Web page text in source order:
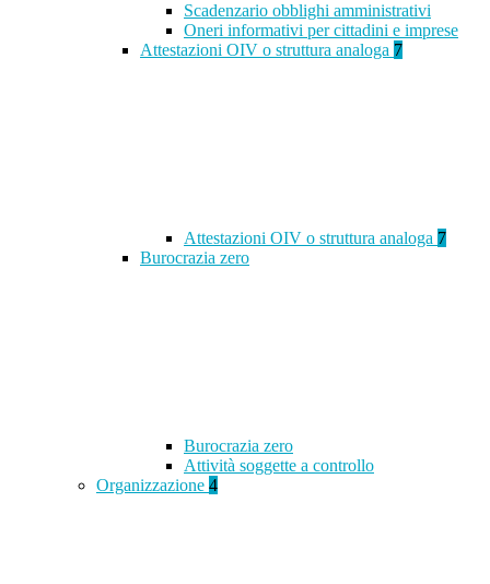
Scadenzario obblighi amministrativi
Oneri informativi per cittadini e imprese
Attestazioni OIV o struttura analoga 7
Attestazioni OIV o struttura analoga 7
Burocrazia zero
Burocrazia zero
Attività soggette a controllo
Organizzazione 4